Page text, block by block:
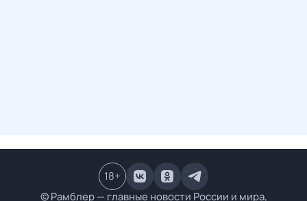
© Рамблер — главные новости России и мира,
18+